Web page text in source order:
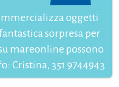
oggetti
sorpresa per
mareonline possono
Cristina, 351 9744943